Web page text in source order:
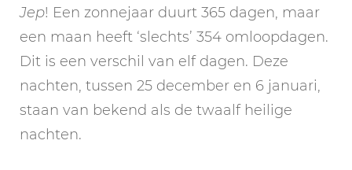
Jep! Een zonnejaar duurt 365 dagen, maar
een maan heeft ‘slechts’ 354 omloopdagen.
Dit is een verschil van elf dagen. Deze
nachten, tussen 25 december en 6 januari,
staan van bekend als de twaalf heilige
nachten.